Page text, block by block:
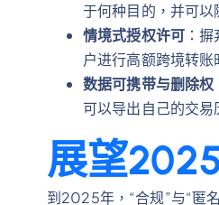
于何种目的，并可以
情境式授权许可 ：
户进行高额跨境转
数据可携带与删除权
可以导出自己的交
展望
到2025年，“合规”与“匿